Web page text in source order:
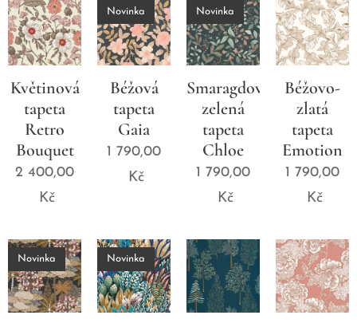
Květinová
tapeta
Retro
Bouquet
2 400,00
Kč
Béžová
tapeta
Gaia
Novinka
1 790,00
Kč
Smaragdově
zelená
tapeta
Chloe
Novinka
1 790,00
Kč
Béžovo-
zlatá
tapeta
Emotion
1 790,00
Kč
Novinka Novinka